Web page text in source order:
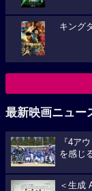
キング
最新映画ニュー
『4ア
を感じ
＜生成